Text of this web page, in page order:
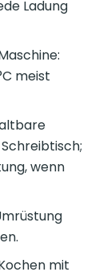
Ladung
meist
wenn
mit